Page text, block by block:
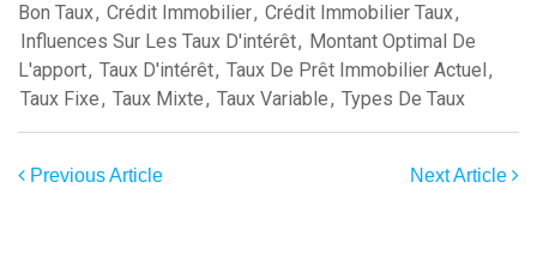
Bon Taux, Crédit Immobilier, Crédit Immobilier Taux,
Influences Sur Les Taux D'intérêt, Montant Optimal De
L'apport, Taux D'intérêt, Taux De Prêt Immobilier Actuel,
Taux Fixe, Taux Mixte, Taux Variable, Types De Taux
Previous Article Next Article